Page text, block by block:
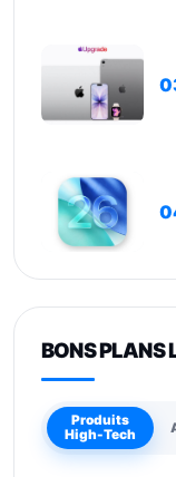
BONS
Produits
High-Tech